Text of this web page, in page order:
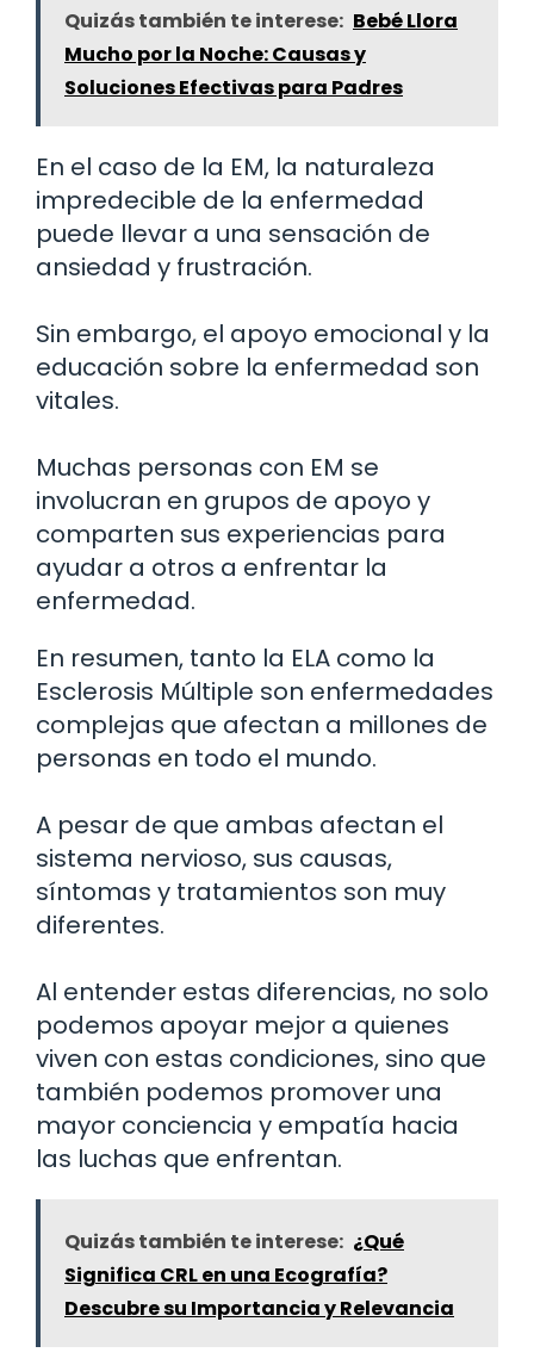
Quizás también te interese: Bebé Llora
Mucho por la Noche: Causas y
Soluciones Efectivas para Padres
En el caso de la EM, la naturaleza
impredecible de la enfermedad
puede llevar a una sensación de
ansiedad y frustración.
Sin embargo, el apoyo emocional y la
educación sobre la enfermedad son
vitales.
Muchas personas con EM se
involucran en grupos de apoyo y
comparten sus experiencias para
ayudar a otros a enfrentar la
enfermedad.
En resumen, tanto la ELA como la
Esclerosis Múltiple son enfermedades
complejas que afectan a millones de
personas en todo el mundo.
A pesar de que ambas afectan el
sistema nervioso, sus causas,
síntomas y tratamientos son muy
diferentes.
Al entender estas diferencias, no solo
podemos apoyar mejor a quienes
viven con estas condiciones, sino que
también podemos promover una
mayor conciencia y empatía hacia
las luchas que enfrentan.
Quizás también te interese: ¿Qué
Significa CRL en una Ecografía?
Descubre su Importancia y Relevancia